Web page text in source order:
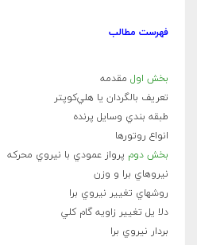
فهرست مطالب
بخش اول مقدمه
تعريف بالگردان يا هلي‌کوپتر
طبقه بندي وسايل پرنده
انواع روتورها
بخش دوم پرواز عمودي با نيروي محرکه
نيروهاي برا و وزن
روشهاي تغيير نيروي برا
دلا يل تغيير زاويه گام کلي
بردار نيروي برا